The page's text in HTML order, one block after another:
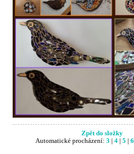
Zpět do složky
Automatické procházení: 3 4| 5 6